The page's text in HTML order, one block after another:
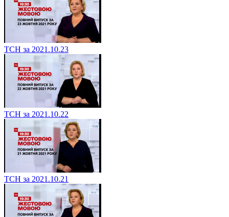
ТСН за 2021.10.23
ТСН за 2021.10.22
ТСН за 2021.10.21